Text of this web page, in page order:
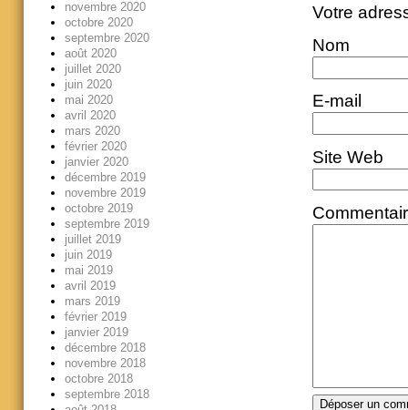
Votre
Nom
E-mail
Site Web
novembre 2020
octobre 2020
septembre 2020
août 2020
juillet 2020
juin 2020
mai 2020
avril 2020
mars 2020
février 2020
janvier 2020
décembre 2019
novembre 2019
octobre 2019
septembre 2019
juillet 2019
juin 2019
mai 2019
avril 2019
mars 2019
février 2019
janvier 2019
décembre 2018
novembre 2018
octobre 2018
septembre 2018